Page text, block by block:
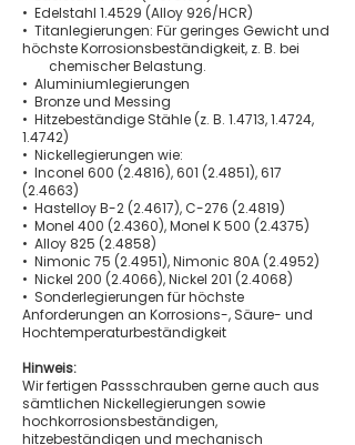
• Edelstahl 1.4529 (Alloy 926/HCR)
• Titanlegierungen: Für geringes Gewicht und
höchste Korrosionsbeständigkeit, z. B. bei
chemischer Belastung.
• Aluminiumlegierungen
• Bronze und Messing
• Hitzebeständige Stähle (z. B. 1.4713, 1.4724,
1.4742)
• Nickellegierungen wie:
• Inconel 600 (2.4816),601 (2.4851),617
(2.4663)
• Hastelloy B-2 (2.4617), C-276 (2.4819)
• Monel 400 (2.4360), Monel K500 (2.4375)
• Alloy 825 (2.4858)
• Nimonic 75 (2.4951), Nimonic 80A (2.4952)
• Nickel 200 (2.4066), Nickel 201 (2.4068)
• Sonderlegierungen für höchste
Anforderungen an Korrosions-, Säure- und
Hochtemperaturbeständigkeit
Hinweis:
Wir fertigen Passschrauben gerne auch aus
sämtlichen Nickellegierungen sowie
hochkorrosionsbeständigen,
hitzebeständigen und mechanisch